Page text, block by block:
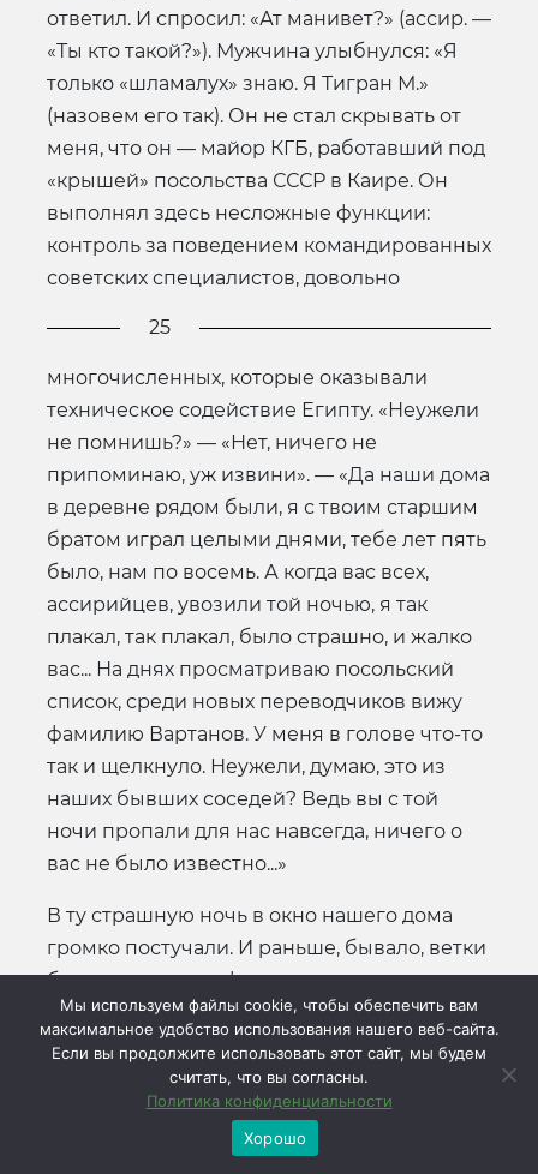
ответил. И спросил: «Ат манивет?» (ассир. —
«Ты кто такой?»). Мужчина улыбнулся: «Я
только «шламалух» знаю. Я Тигран М.»
(назовем его так). Он не стал скрывать от
меня, что он — майор КГБ, работавший под
«крышей» посольства СССР в Каире. Он
выполнял здесь несложные функции:
контроль за поведением командированных
советских специалистов, довольно
25
многочисленных, которые оказывали
техническое содействие Египту. «Неужели
не помнишь?» — «Нет, ничего не
припоминаю, уж извини». — «Да наши дома
в деревне рядом были, я с твоим старшим
братом играл целыми днями, тебе лет пять
было, нам по восемь. А когда вас всех,
ассирийцев, увозили той ночью, я так
плакал, так плакал, было страшно, и жалко
вас... На днях просматриваю посольский
список, среди новых переводчиков вижу
фамилию Вартанов. У меня в голове что-то
так и щелкнуло. Неужели, думаю, это из
наших бывших соседей? Ведь вы с той
ночи пропали для нас навсегда, ничего о
вас не было известно...»
В ту страшную ночь в окно нашего дома
громко постучали. И раньше, бывало, ветки
близко растущих фруктовых деревьев под
напором ветра с шорохом касались
оконного стекла, мягко постукивали по
нему созревшими плодами. Это был
привычный стук, приятный. Но теперь
стучали совсем по-другому — резко,
Мы используем файлы cookie, чтобы обеспечить вам
максимальное удобство использования нашего веб-сайта.
Если вы продолжите использовать этот сайт, мы будем
считать, что вы согласны.
Политика конфиденциальности
Хорошо